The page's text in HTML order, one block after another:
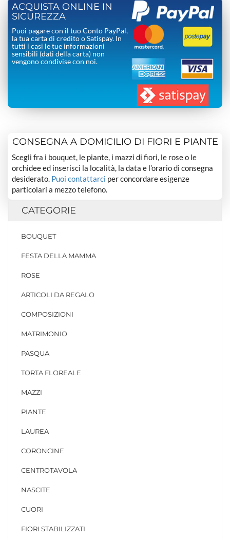
ACQUISTA ONLINE IN
SICUREZZA
Puoi pagare con il tuo Conto PayPal,
la tua carta di credito o Satispay. In
tutti i casi le tue informazioni
sensibili (dati della carta) non
vengono condivise con noi.
CONSEGNA A DOMICILIO DI FIORI E PIANTE
Scegli fra i bouquet, le piante, i mazzi di fiori, le rose o le
orchidee ed inserisci la località, la data e l’orario di consegna
desiderato. Puoi contattarci per concordare esigenze
particolari a mezzo telefono.
CATEGORIE
BOUQUET
FESTA DELLA MAMMA
ROSE
ARTICOLI DA REGALO
COMPOSIZIONI
MATRIMONIO
PASQUA
TORTA FLOREALE
MAZZI
PIANTE
LAUREA
CORONCINE
CENTROTAVOLA
NASCITE
CUORI
FIORI STABILIZZATI